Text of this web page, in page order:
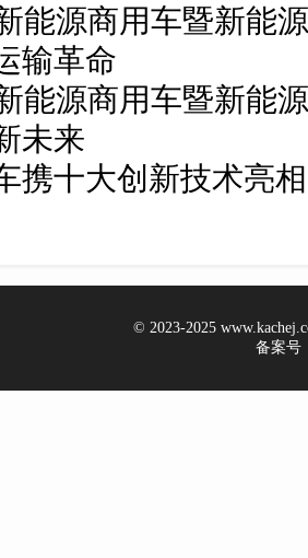
能源商用车暨新能
输革命
能源商用车暨新能
未来
携十大创新技术亮
© 2023-2025
备案号